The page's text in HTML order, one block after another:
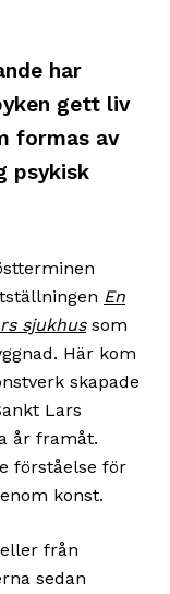
har
gett liv
formas av
psykisk
En
sjukhussom
Här kom
skapade
Lars
år framåt.
förståelse för
konst.
från
sedan